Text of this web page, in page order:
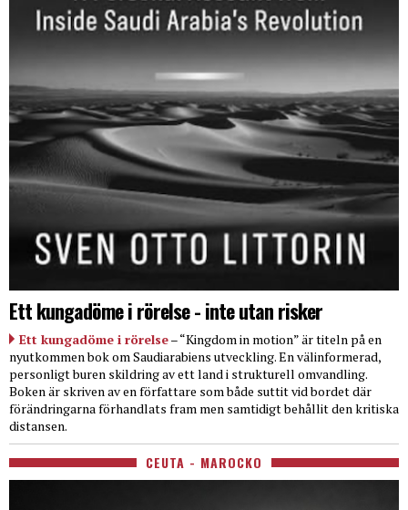
Ett kungadöme i rörelse - inte utan risker
Ett kungadöme i rörelse– “Kingdom in motion” är titeln på en
nyutkommen bok om Saudiarabiens utveckling. En välinformerad,
personligt buren skildring av ett land i strukturell omvandling.
Boken är skriven av en författare som både suttit vid bordet där
förändringarna förhandlats fram men samtidigt behållit den kritiska
distansen.
CEUTA - MAROCKO